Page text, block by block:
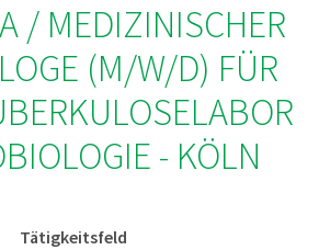
/ MEDIZINISCHER
(M/W/D) FÜR
- KÖLN
Tätigkeitsfeld